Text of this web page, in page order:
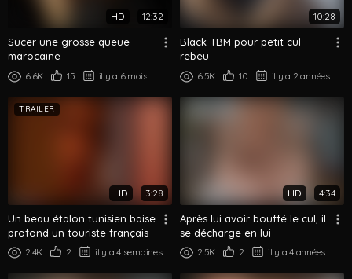
HD 12:32
Sucer une grosse queue
marocaine
6.6K 15 il y a 6 mois
10:28
Black TBM pour petit cul
rebeu
6.5K 10 il y a 2 années
TRAILER
HD 3:28
Un beau étalon tunisien baise
profond un touriste français
2.4K 2 il y a 4 semaines
HD 4:34
Après lui avoir bouffé le cul, il
se décharge en lui
2.5K 2 il y a 4 années